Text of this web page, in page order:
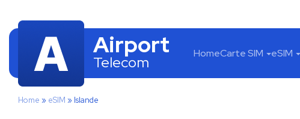
Airport
Telecom HomeCarte SIM eSIM
Home » eSIM » Islande